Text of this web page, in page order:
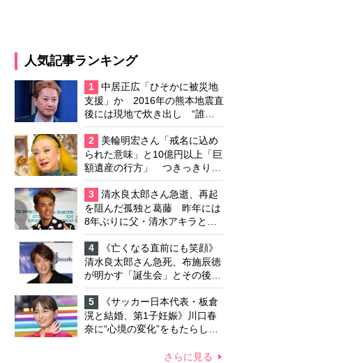
人気記事ランキング
1
中居正広「ひそかに被災地
支援」か 2016年の熊本地震直
後には現地で炊き出し “誰に
も知られなくて良い”と、むし
ろ強まる福祉活動への思い
2
美輪明宏さん「戒名に込め
られた意味」と10億円以上「巨
額遺産の行方」 つきっきりで
私生活をサポートしていた元俳
優が相続か
3
清水良太郎さん急逝、再起
を阻んだ孤独と葛藤 昨年には
8年ぶりに父・清水アキラと共
演、本格的な活動再開に向かっ
ていたが…周囲が懸念していた
「不安定なところ」
4
《亡くなる直前にも笑顔》
清水良太郎さん急死、布施辰徳
が明かす「誕生会」とその後の
メッセージ
5
《サッカー日本代表・板倉
滉と結婚、第1子妊娠》川口春
奈に“心境の変化”をもたらした
って「がんに蝕まれる母」を演
さらに見る